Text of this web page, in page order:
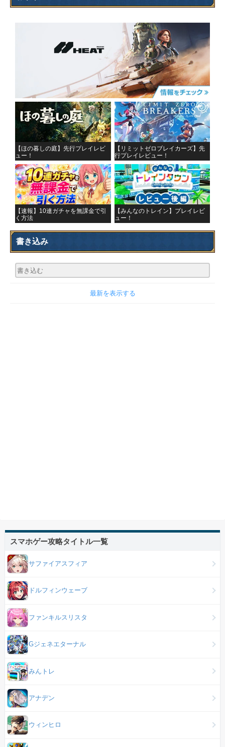
【ほの暮しの庭】先行プレイレビ
ュー！
【リミットゼロブレイカーズ】先
行プレイレビュー！
【速報】10連ガチャを無課金で引
く方法
【みんなのトレイン】プレイレビ
ュー！
書き込み
最新を表示する
スマホゲー攻略タイトル一覧
サファイアスフィア
ドルフィンウェーブ
ファンキルスリスタ
Gジェネエターナル
みんトレ
アナデン
ウィンヒロ